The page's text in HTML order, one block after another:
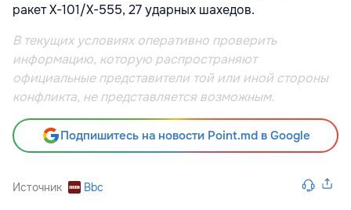
ракет Х-101/Х-555, 27 ударных шахедов.
В текущих условиях оперативно проверить
информацию, которую распространяют
официальные представители той или иной стороны
конфликта, не представляется возможным.
Подпишитесь на новости Point.md в Google
Источник Bbc